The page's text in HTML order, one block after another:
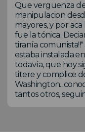
Que verguenza
manipulacion
mayores, y por
fue la tónica.
tiranía
estaba instalada
todavía, que hoy
titere y complice
tantos otros,